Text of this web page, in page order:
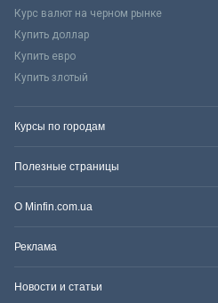
Курс валют на черном рынке
Купить доллар
Купить евро
Купить злотый
Курсы по городам
Полезные страницы
О Minfin.com.ua
Реклама
Новости и статьи